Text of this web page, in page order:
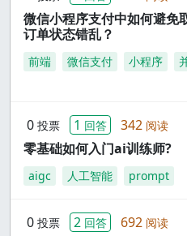
微信小程序支付中如何避免
订单状态错乱？
前端 微信支付 小程序
0 投票 1 回答 342 阅读
零基础如何入门ai训练师?
aigc 人工智能 prompt
0 投票 2 回答 692 阅读